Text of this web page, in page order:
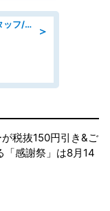
＞
日払いOKで即日収入/キッチンスタッフ/「原付免許必須」デリバリー業務など、自己成長可能な幅広い仕事に挑戦!髪型自由&ピアス・ネイルOK/茨城県/水戸市
が税抜150円引き&ご
「感謝祭」は8月14